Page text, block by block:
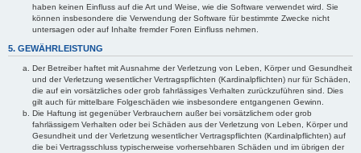
haben keinen Einfluss auf die Art und Weise, wie die Software verwendet wird. Sie
können insbesondere die Verwendung der Software für bestimmte Zwecke nicht
untersagen oder auf Inhalte fremder Foren Einfluss nehmen.
5. GEWÄHRLEISTUNG
Der Betreiber haftet mit Ausnahme der Verletzung von Leben, Körper und Gesundheit
und der Verletzung wesentlicher Vertragspflichten (Kardinalpflichten) nur für Schäden,
die auf ein vorsätzliches oder grob fahrlässiges Verhalten zurückzuführen sind. Dies
gilt auch für mittelbare Folgeschäden wie insbesondere entgangenen Gewinn.
Die Haftung ist gegenüber Verbrauchern außer bei vorsätzlichem oder grob
fahrlässigem Verhalten oder bei Schäden aus der Verletzung von Leben, Körper und
Gesundheit und der Verletzung wesentlicher Vertragspflichten (Kardinalpflichten) auf
die bei Vertragsschluss typischerweise vorhersehbaren Schäden und im übrigen der